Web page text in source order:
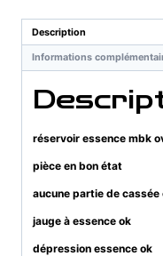
50
2t
(1999
2007)
Description
Informations
réservoir essence mbk
pièce en bon état
aucune partie de
jauge à essence ok
dépression essence ok